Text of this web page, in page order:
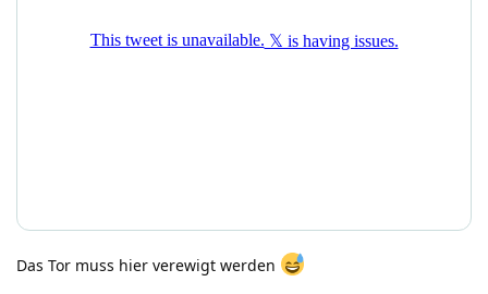
Das Tor muss hier verewigt werden